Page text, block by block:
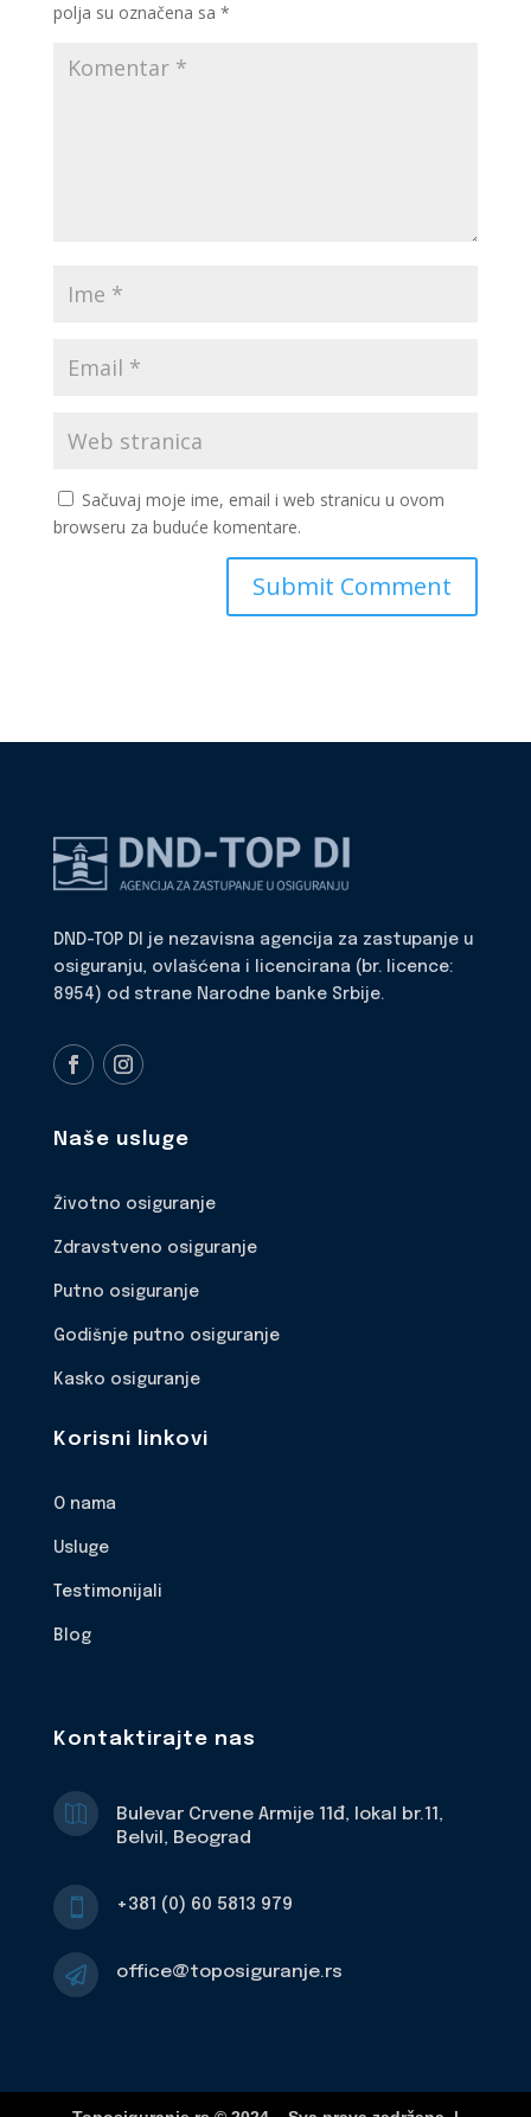
polja su označena sa *
Sačuvaj moje ime, email i web stranicu u ovom
browseru za buduće komentare.
DND-TOP DI je nezavisna agencija za zastupanje u
osiguranju, ovlašćena i licencirana (br. licence:
8954) od strane Narodne banke Srbije.
Naše usluge
Životno osiguranje
Zdravstveno osiguranje
Putno osiguranje
Godišnje putno osiguranje
Kasko osiguranje
Korisni linkovi
O nama
Usluge
Testimonijali
Blog
Kontaktirajte nas

Bulevar Crvene Armije 11đ, lokal br.11,
Belvil, Beograd
 +381 (0) 60 5813 979
 office@toposiguranje.rs